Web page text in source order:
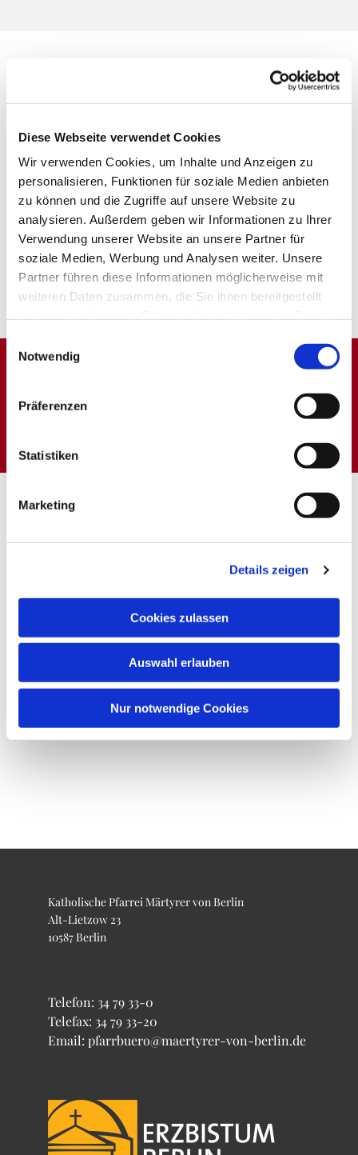
Diese Webseite verwendet Cookies
Wir verwenden Cookies, um Inhalte und Anzeigen zu
personalisieren, Funktionen für soziale Medien anbieten
zu können und die Zugriffe auf unsere Website zu
analysieren. Außerdem geben wir Informationen zu Ihrer
Verwendung unserer Website an unsere Partner für
soziale Medien, Werbung und Analysen weiter. Unsere
Partner führen diese Informationen möglicherweise mit
weiteren Daten zusammen, die Sie ihnen bereitgestellt
Einwilligungsauswahl
Notwendig
Präferenzen
Statistiken
Marketing
Details zeigen
Cookies zulassen
Auswahl erlauben
Nur notwendige Cookies
Katholische Pfarrei Märtyrer von Berlin
Alt-Lietzow 23
10587 Berlin
Telefon: 34 79 33-0
Telefax: 34 79 33-20
Email: pfarrbuero@maertyrer-von-berlin.de